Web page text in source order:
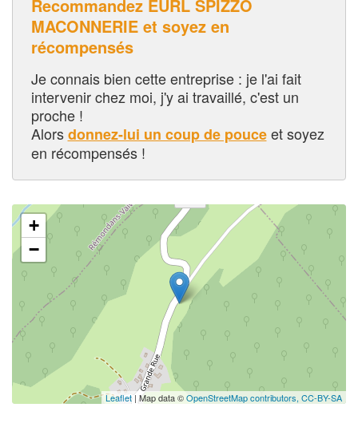
Recommandez EURL SPIZZO
MACONNERIE et soyez en
récompensés
Je connais bien cette entreprise : je l'ai fait
intervenir chez moi, j'y ai travaillé, c'est un
proche !
Alorsdonnez-lui un coup de pouceet soyez
en récompensés !
+
−
Leaflet| Map data ©OpenStreetMap contributors, CC-BY-SA